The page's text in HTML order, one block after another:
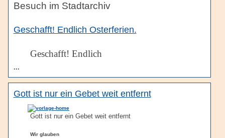
Besuch im Stadtarchiv
Geschafft! Endlich Osterferien.
Geschafft! Endlich
...
Gott ist nur ein Gebet weit entfernt
Gott ist nur ein Gebet weit entfernt
Wir glauben